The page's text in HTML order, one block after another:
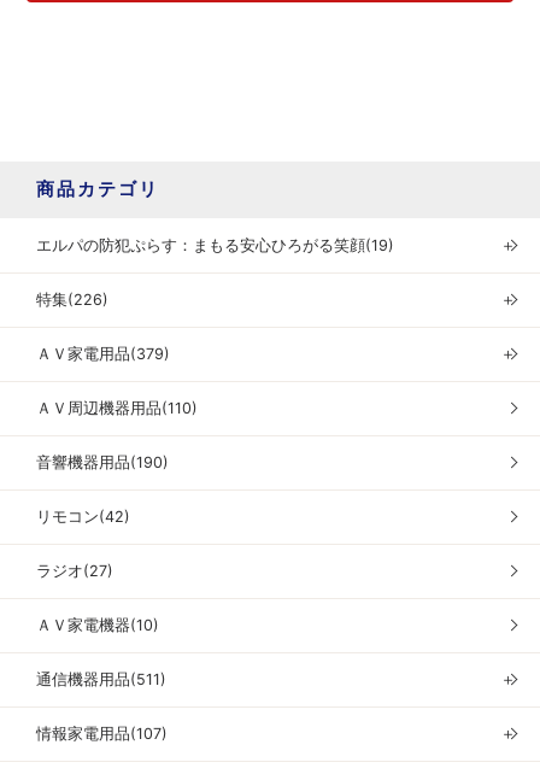
商品カテゴリ
エルパの防犯ぷらす：まもる安心ひろがる笑顔(19) ＋
特集(226) ＋
ＡＶ家電用品(379) ＋
ＡＶ周辺機器用品(110)
音響機器用品(190)
リモコン(42)
ラジオ(27)
ＡＶ家電機器(10)
通信機器用品(511) ＋
情報家電用品(107) ＋